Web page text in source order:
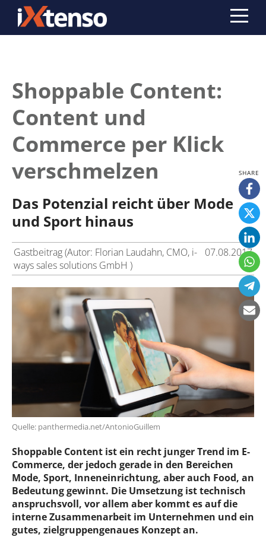
Shoppable Content:
Content und
Commerce per Klick
verschmelzen
Das Potenzial reicht über Mode
und Sport hinaus
Gastbeitrag (Autor: Florian Laudahn, CMO, i-
ways sales solutions GmbH )
07.08.2017
Quelle: panthermedia.net/AntonioGuillem
Shoppable Content ist ein recht junger Trend im E-
Commerce, der jedoch gerade in den Bereichen
Mode, Sport, Inneneinrichtung, aber auch Food, an
Bedeutung gewinnt. Die Umsetzung ist technisch
anspruchsvoll, vor allem aber kommt es auf die
interne Zusammenarbeit im Unternehmen und ein
gutes, zielgruppengenaues Konzept an.